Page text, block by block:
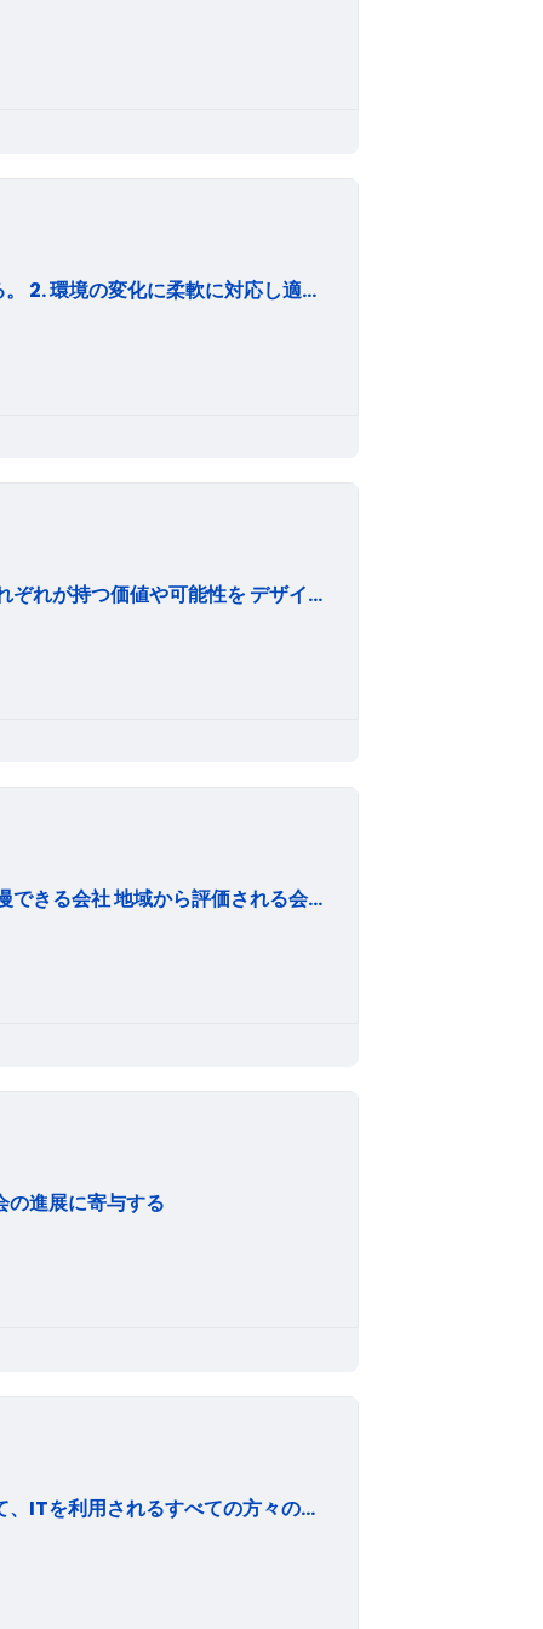
1. 顧客第一主義の考えに立ってすべての物事を進める。 2. 環境の変化に柔軟に対応し適切な利益を確保して株主をはじめ関連先に報恩する。 3. 社会との調和をはかり、ワールドワイドな総合部品メーカーの地位を確保して人類の進運に寄与する。 4. 常に革新と業績の向上に努めて会社の繁栄を図り社員の生活向上を築き上げる。
私たちは、地域、文化、企業、モノ、コトなど、 それぞれが持つ価値や可能性を デザイン・クリエイティブを用いて 最大限に可視化させるお手伝いをさせていただいております。
東北のリーディングカンパニーを目指して 社員が自慢できる会社 地域から評価される会社 同業他社から目標にされる会社
の進展に寄与する
株式会社ウェブレッジは、提供するサービスを通じて、ITを利用されるすべての方々の「幸せ」や「笑顔」を土台から支え、 楽しく豊かなIT社会構築の一助となれるよう努力し続けます。